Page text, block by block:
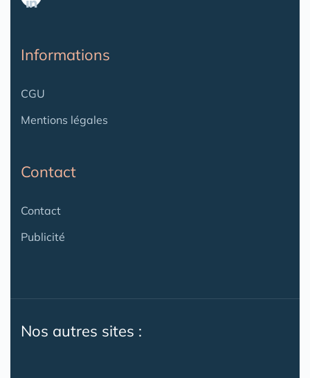
Informations
CGU
Mentions légales
Contact
Contact
Publicité
Nos autres sites :